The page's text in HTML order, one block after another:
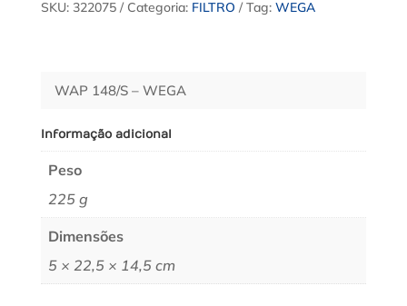
SKU: 322075 Categoria: FILTRO Tag: WEGA
WAP 148/S – WEGA
Informação adicional
Peso
225 g
Dimensões
5 × 22,5 × 14,5 cm